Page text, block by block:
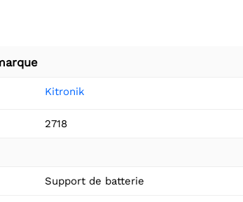
Kitronik
2718
Support de batterie